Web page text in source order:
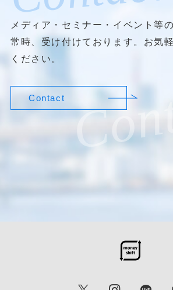
メディア・セミナー・イベント等
常時、受け付けております。お気
ください。
Contact